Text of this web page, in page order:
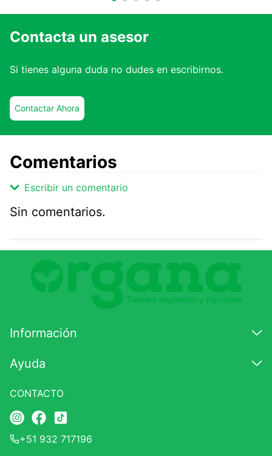
Contacta un asesor
Si tienes alguna duda no dudes en escribirnos.
Contactar Ahora
Comentarios
Escribir un comentario
Comentario
Califique el producto de 1 a 5 estrellas
★★★
Correo electrónico
Sin comentarios.
Información
Ayuda
CONTACTO
+51 932 717196